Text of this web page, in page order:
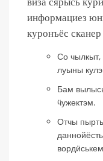
информациез
куронъёс
Со
луыны
Бам
ӵужектэм.
Отчы